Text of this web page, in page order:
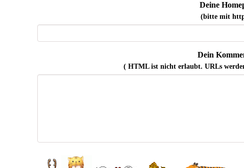
Deine
(bitte mit
Dein
( HTML ist nichterlaubt. URLs